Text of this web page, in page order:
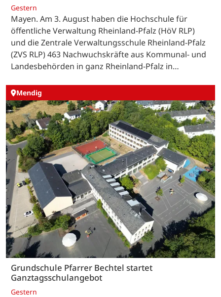
Gestern
Mayen. Am 3. August haben die Hochschule für
öffentliche Verwaltung Rheinland-Pfalz (HöV RLP)
und die Zentrale Verwaltungsschule Rheinland-Pfalz
(ZVS RLP) 463 Nachwuchskräfte aus Kommunal- und
Landesbehörden in ganz Rheinland-Pfalz in…
Mendig
Grundschule Pfarrer Bechtel startet
Ganztagsschulangebot
Gestern